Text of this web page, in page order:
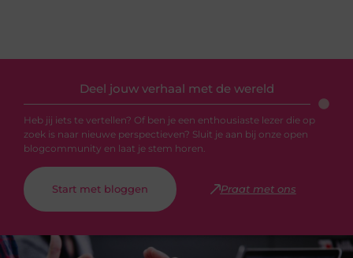
Deel jouw verhaal met de wereld
Heb jij iets te vertellen? Of ben je een enthousiaste lezer die op
zoek is naar nieuwe perspectieven? Sluit je aan bij onze open
blogcommunity en laat je stem horen.
Start met bloggen Praat met ons